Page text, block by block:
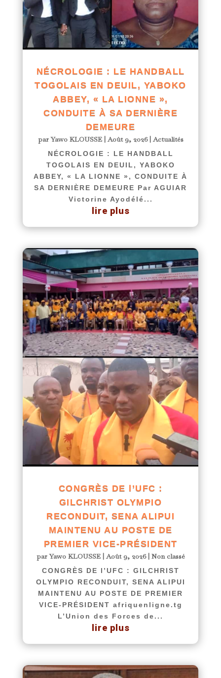
NÉCROLOGIE : LE HANDBALL
TOGOLAIS EN DEUIL, YABOKO
ABBEY, « LA LIONNE »,
CONDUITE À SA DERNIÈRE
DEMEURE
parYawo KLOUSSE|Août 9, 2026|Actualités
NÉCROLOGIE : LE HANDBALL
TOGOLAIS EN DEUIL, YABOKO
ABBEY, « LA LIONNE », CONDUITE À
SA DERNIÈRE DEMEURE Par AGUIAR
Victorine Ayodélé...
lire plus
CONGRÈS DE l’UFC :
GILCHRIST OLYMPIO
RECONDUIT, SENA ALIPUI
MAINTENU AU POSTE DE
PREMIER VICE-PRÉSIDENT
parYawo KLOUSSE|Août 9, 2026| Non classé
CONGRÈS DE l’UFC : GILCHRIST
OLYMPIO RECONDUIT, SENA ALIPUI
MAINTENU AU POSTE DE PREMIER
VICE-PRÉSIDENT afriquenligne.tg
L’Union des Forces de...
lire plus